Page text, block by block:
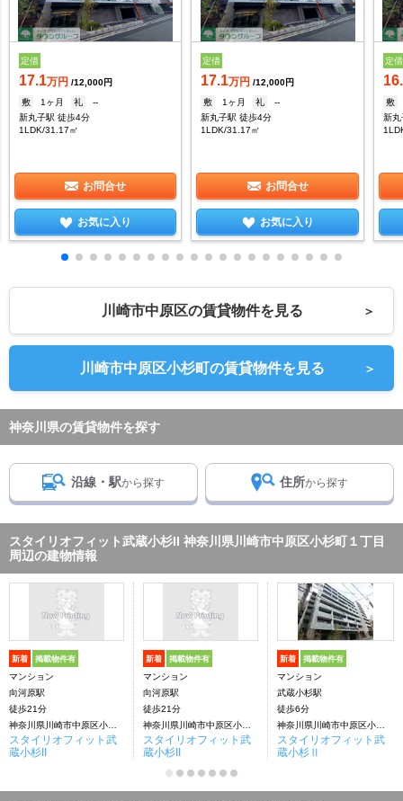
定借
17.1万円 /12,000円
敷
1ヶ月 礼
--
新丸子駅 徒歩4分
1LDK/31.17㎡
お問合せ
お気に入り
定借
17.1万円 /12,000円
敷
1ヶ月 礼
--
新丸子駅 徒歩4分
1LDK/31.17㎡
お問合せ
お気に入り
定借
敷
新丸
川崎市中原区の賃貸物件を見る ＞
川崎市中原区小杉町の賃貸物件を見る ＞
神奈川県の賃貸物件を探す
沿線・駅から探す 住所から探す
スタイリオフィット武蔵小杉II 神奈川県川崎市中原区小杉町１丁目
周辺の建物情報
新着 掲載物件有
マンション
向河原駅
徒歩21分
スタイリオフィット武
蔵小杉II
新着 掲載物件有
マンション
向河原駅
徒歩21分
スタイリオフィット武
蔵小杉II
新着 掲載物件有
マンション
武蔵小杉駅
徒歩6分
スタイリオフィット武
蔵小杉Ⅱ